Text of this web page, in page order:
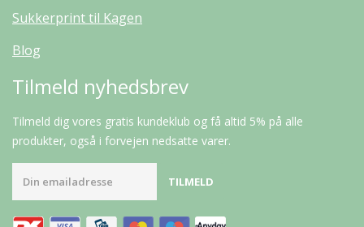
Sukkerprint til Kagen
Blog
Tilmeld nyhedsbrev
Tilmeld dig vores gratis kundeklub og få altid 5% på alle
produkter, også i forvejen nedsatte varer.